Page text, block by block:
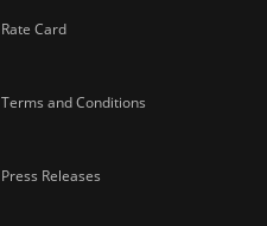
Rate Card
Terms and Conditions
Press Releases